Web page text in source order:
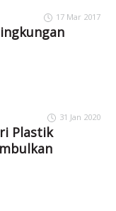
17 Mar 2017
31 Jan 2020
Plastik